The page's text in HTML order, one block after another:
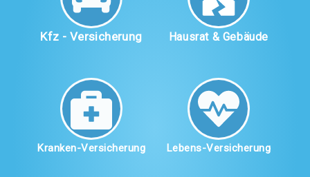
Kfz - Versicherung Hausrat & Gebäude
Kranken-Versicherung Lebens-Versicherung